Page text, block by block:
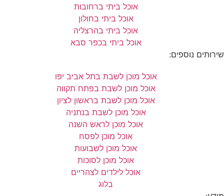
אוכל ביתי ברחובות
אוכל ביתי בחולון
אוכל ביתי בהרצליה
אוכל ביתי בכפר סבא
שירותים נוספים:
אוכל מוכן לשבת בתל אביב יפו
אוכל מוכן לשבת בפתח תקווה
אוכל מוכן לשבת בראשון לציון
אוכל מוכן לשבת בנתניה
אוכל מוכן לראש השנה
אוכל מוכן לפסח
אוכל מוכן לשבועות
אוכל מוכן לסוכות
אוכל לילדים לצהריים
בלוג